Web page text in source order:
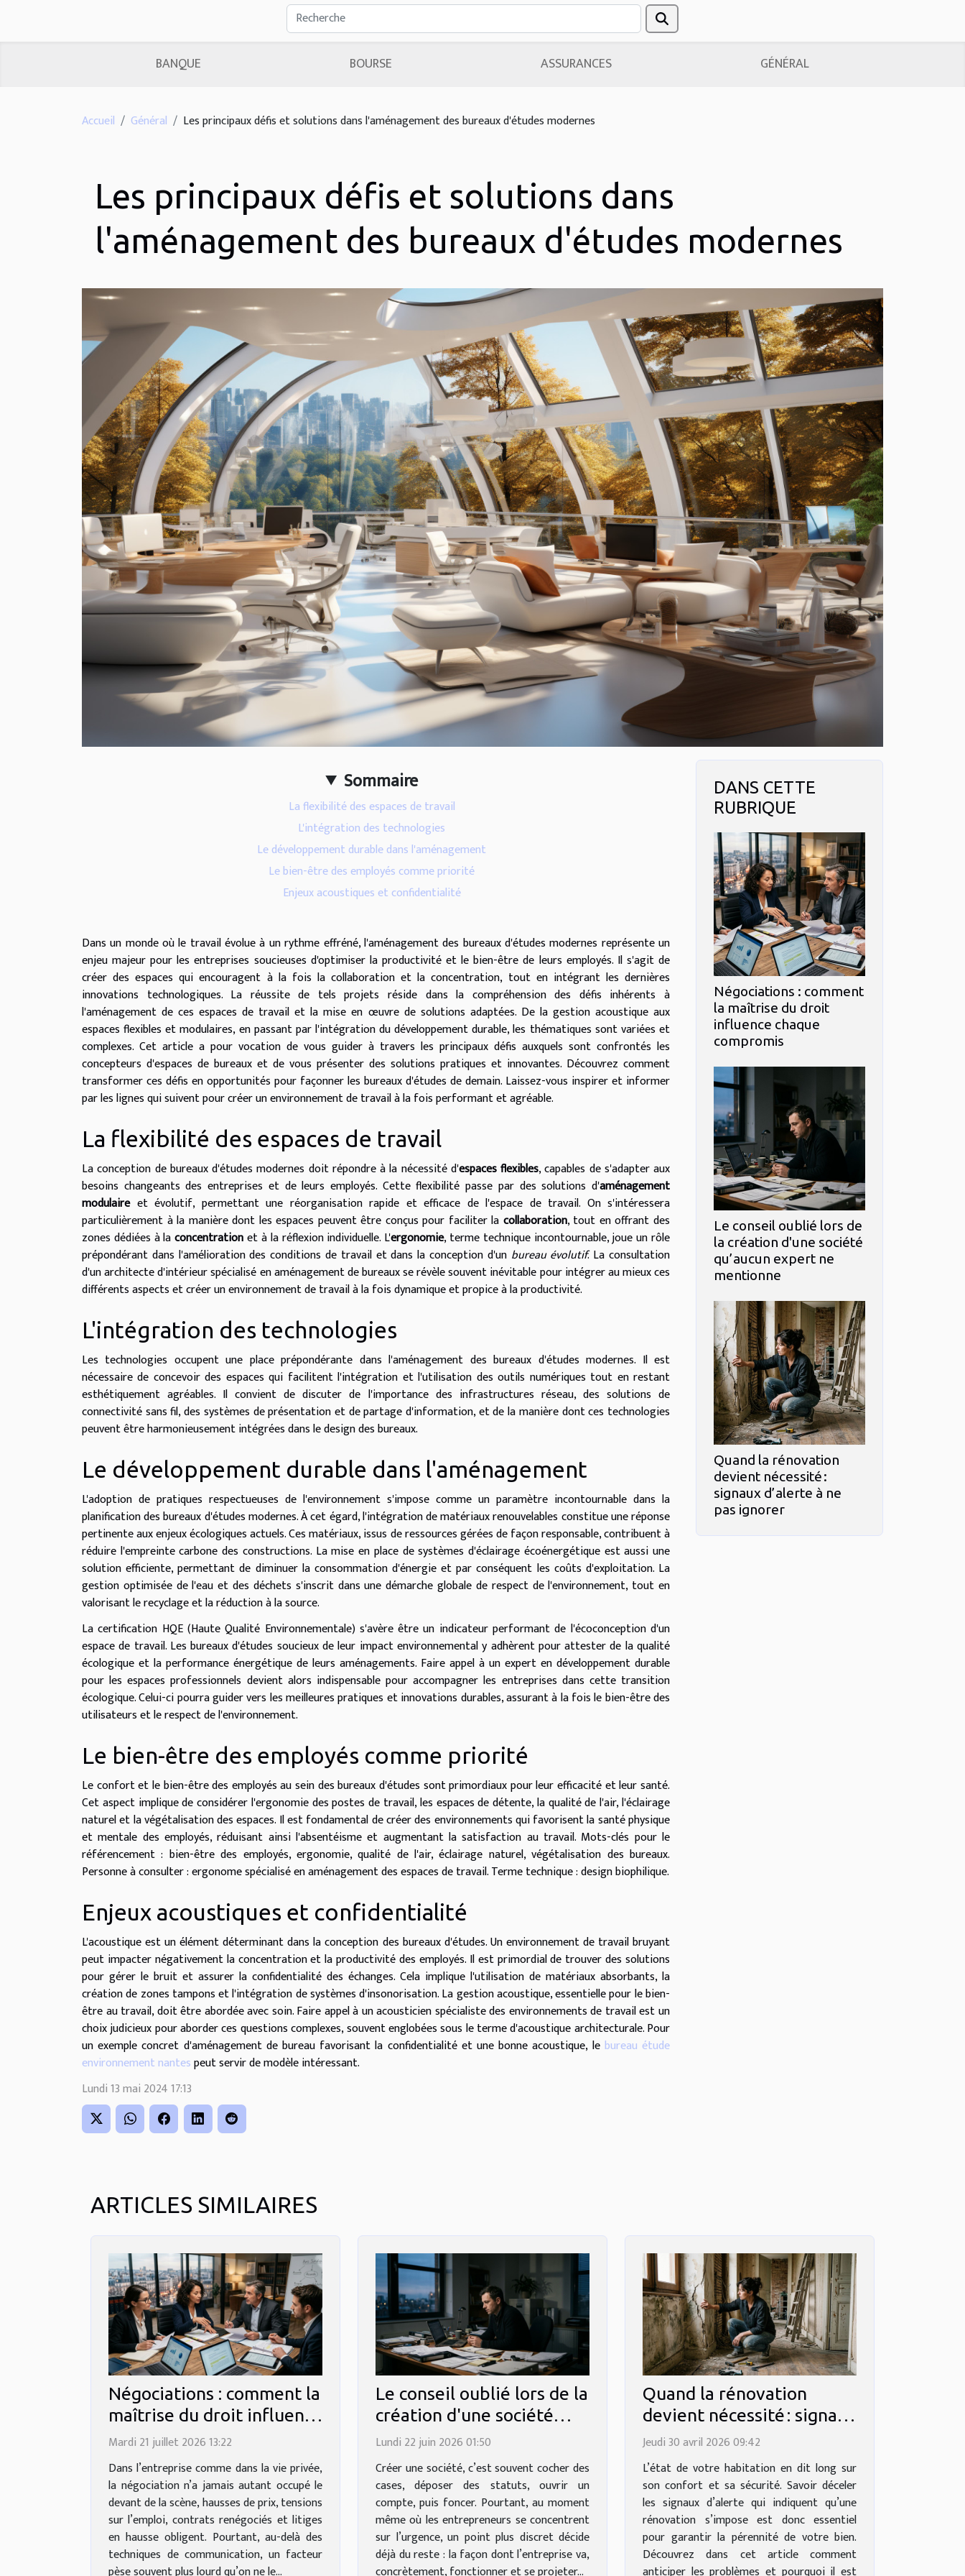
BANQUE BOURSE ASSURANCES GÉNÉRAL
Accueil Général Les principaux défis et solutions dans l'aménagement des bureaux d'études modernes
Les principaux défis et solutions dans
l'aménagement des bureaux d'études modernes
Sommaire
La flexibilité des espaces de travail
L'intégration des technologies
Le développement durable dans l'aménagement
Le bien-être des employés comme priorité
Enjeux acoustiques et confidentialité
Dans un monde où le travail évolue à un rythme effréné, l'aménagement des bureaux d'études modernes représente un
enjeu majeur pour les entreprises soucieuses d'optimiser la productivité et le bien-être de leurs employés. Il s'agit de
créer des espaces qui encouragent à la fois la collaboration et la concentration, tout en intégrant les dernières
innovations technologiques. La réussite de tels projets réside dans la compréhension des défis inhérents à
l'aménagement de ces espaces de travail et la mise en œuvre de solutions adaptées. De la gestion acoustique aux
espaces flexibles et modulaires, en passant par l'intégration du développement durable, les thématiques sont variées et
complexes. Cet article a pour vocation de vous guider à travers les principaux défis auxquels sont confrontés les
concepteurs d'espaces de bureaux et de vous présenter des solutions pratiques et innovantes. Découvrez comment
transformer ces défis en opportunités pour façonner les bureaux d'études de demain. Laissez-vous inspirer et informer
par les lignes qui suivent pour créer un environnement de travail à la fois performant et agréable.
La flexibilité des espaces de travail
La conception de bureaux d'études modernes doit répondre à la nécessité d'espaces flexibles, capables de s'adapter aux
besoins changeants des entreprises et de leurs employés. Cette flexibilité passe par des solutions d'aménagement
modulaireet évolutif, permettant une réorganisation rapide et efficace de l'espace de travail. On s'intéressera
particulièrement à la manière dont les espaces peuvent être conçus pour faciliter la collaboration, tout en offrant des
zones dédiées à laconcentrationet à la réflexion individuelle. L'ergonomie, terme technique incontournable, joue un rôle
prépondérant dans l'amélioration des conditions de travail et dans la conception d'un bureau évolutif. La consultation
d'un architecte d'intérieur spécialisé en aménagement de bureaux se révèle souvent inévitable pour intégrer au mieux ces
différents aspects et créer un environnement de travail à la fois dynamique et propice à la productivité.
L'intégration des technologies
Les technologies occupent une place prépondérante dans l'aménagement des bureaux d'études modernes. Il est
nécessaire de concevoir des espaces qui facilitent l'intégration et l'utilisation des outils numériques tout en restant
esthétiquement agréables. Il convient de discuter de l'importance des infrastructures réseau, des solutions de
connectivité sans fil, des systèmes de présentation et de partage d'information, et de la manière dont ces technologies
peuvent être harmonieusement intégrées dans le design des bureaux.
Le développement durable dans l'aménagement
L'adoption de pratiques respectueuses de l'environnement s'impose comme un paramètre incontournable dans la
planification des bureaux d'études modernes. À cet égard, l'intégration de matériaux renouvelables constitue une réponse
pertinente aux enjeux écologiques actuels. Ces matériaux, issus de ressources gérées de façon responsable, contribuent à
réduire l'empreinte carbone des constructions. La mise en place de systèmes d'éclairage écoénergétique est aussi une
solution efficiente, permettant de diminuer la consommation d'énergie et par conséquent les coûts d'exploitation. La
gestion optimisée de l'eau et des déchets s'inscrit dans une démarche globale de respect de l'environnement, tout en
valorisant le recyclage et la réduction à la source.
La certification HQE (Haute Qualité Environnementale) s'avère être un indicateur performant de l'écoconception d'un
espace de travail. Les bureaux d'études soucieux de leur impact environnemental y adhèrent pour attester de la qualité
écologique et la performance énergétique de leurs aménagements. Faire appel à un expert en développement durable
pour les espaces professionnels devient alors indispensable pour accompagner les entreprises dans cette transition
écologique. Celui-ci pourra guider vers les meilleures pratiques et innovations durables, assurant à la fois le bien-être des
utilisateurs et le respect de l'environnement.
Le bien-être des employés comme priorité
Le confort et le bien-être des employés au sein des bureaux d'études sont primordiaux pour leur efficacité et leur santé.
Cet aspect implique de considérer l'ergonomie des postes de travail, les espaces de détente, la qualité de l'air, l'éclairage
naturel et la végétalisation des espaces. Il est fondamental de créer des environnements qui favorisent la santé physique
et mentale des employés, réduisant ainsi l'absentéisme et augmentant la satisfaction au travail. Mots-clés pour le
référencement : bien-être des employés, ergonomie, qualité de l'air, éclairage naturel, végétalisation des bureaux.
Personne à consulter : ergonome spécialisé en aménagement des espaces de travail. Terme technique : design biophilique.
Enjeux acoustiques et confidentialité
L'acoustique est un élément déterminant dans la conception des bureaux d'études. Un environnement de travail bruyant
peut impacter négativement la concentration et la productivité des employés. Il est primordial de trouver des solutions
pour gérer le bruit et assurer la confidentialité des échanges. Cela implique l'utilisation de matériaux absorbants, la
création de zones tampons et l'intégration de systèmes d'insonorisation. La gestion acoustique, essentielle pour le bien-
être au travail, doit être abordée avec soin. Faire appel à un acousticien spécialiste des environnements de travail est un
choix judicieux pour aborder ces questions complexes, souvent englobées sous le terme d'acoustique architecturale. Pour
un exemple concret d'aménagement de bureau favorisant la confidentialité et une bonne acoustique, le bureau étude
environnement nantespeut servir de modèle intéressant.
Lundi 13 mai 2024 17:13
DANS CETTE
RUBRIQUE
Négociations : comment
la maîtrise du droit
influence chaque
compromis
Le conseil oublié lors de
la création d'une société
qu’aucun expert ne
mentionne
Quand la rénovation
devient nécessité :
signaux d’alerte à ne
pas ignorer
ARTICLES SIMILAIRES
Négociations : comment la
maîtrise du droit influence
chaque compromis
Mardi 21 juillet 2026 13:22
Dans l’entreprise comme dans la vie privée,
la négociation n’a jamais autant occupé le
devant de la scène, hausses de prix, tensions
sur l’emploi, contrats renégociés et litiges
en hausse obligent. Pourtant, au-delà des
techniques de communication, un facteur
pèse souvent plus lourd qu’on ne le...
Le conseil oublié lors de la
création d'une société
qu’aucun expert ne
Lundi 22 juin 2026 01:50
Créer une société, c’est souvent cocher des
cases, déposer des statuts, ouvrir un
compte, puis foncer. Pourtant, au moment
même où les entrepreneurs se concentrent
sur l’urgence, un point plus discret décide
déjà du reste : la façon dont l’entreprise va,
concrètement, fonctionner et se projeter...
Quand la rénovation
devient nécessité : signaux
d’alerte à ne pas ignorer
Jeudi 30 avril 2026 09:42
L’état de votre habitation en dit long sur
son confort et sa sécurité. Savoir déceler
les signaux d’alerte qui indiquent qu’une
rénovation s’impose est donc essentiel
pour garantir la pérennité de votre bien.
Découvrez dans cet article comment
anticiper les problèmes et pourquoi il est